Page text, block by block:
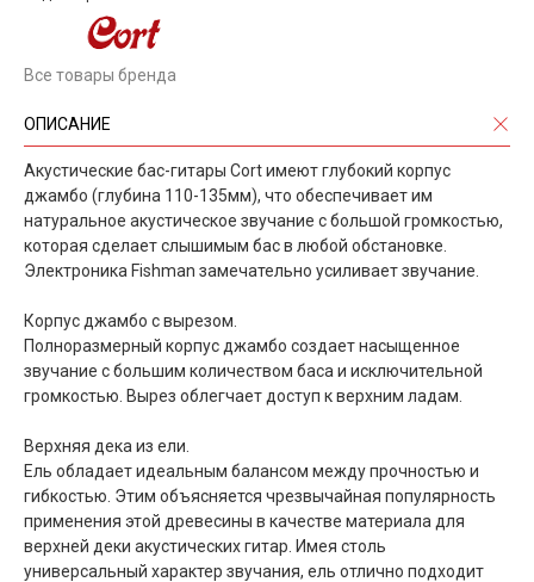
Все товары бренда
ОПИСАНИЕ
Акустические бас-гитары Cort имеют глубокий корпус
джамбо (глубина 110-135мм), что обеспечивает им
натуральное акустическое звучание с большой громкостью,
которая сделает слышимым бас в любой обстановке.
Электроника Fishman замечательно усиливает звучание.
Корпус джамбо с вырезом.
Полноразмерный корпус джамбо создает насыщенное
звучание с большим количеством баса и исключительной
громкостью. Вырез облегчает доступ к верхним ладам.
Верхняя дека из ели.
Ель обладает идеальным балансом между прочностью и
гибкостью. Этим объясняется чрезвычайная популярность
применения этой древесины в качестве материала для
верхней деки акустических гитар. Имея столь
универсальный характер звучания, ель отлично подходит